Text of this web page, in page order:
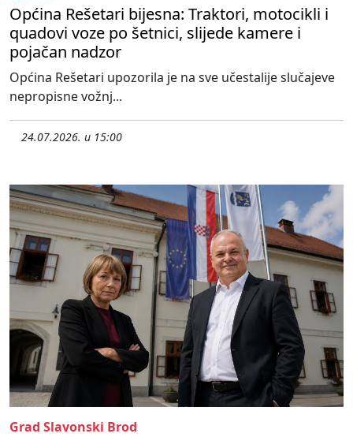
Općina Rešetari bijesna: Traktori, motocikli i
quadovi voze po šetnici, slijede kamere i
pojačan nadzor
Općina Rešetari upozorila je na sve učestalije slučajeve
nepropisne vožnj...
24.07.2026. u 15:00
Grad Slavonski Brod